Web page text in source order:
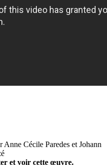
Anne Cécile Paredes et Johann
et voir cette œuvre.